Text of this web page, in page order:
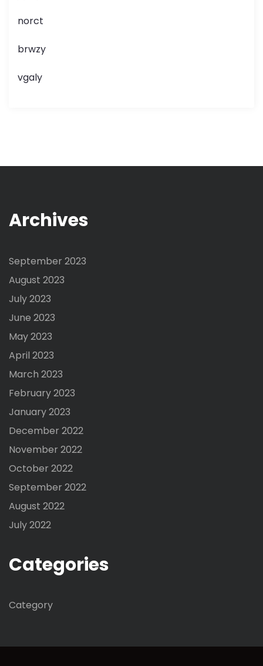
norct
brwzy
vgaly
Archives
September 2023
August 2023
July 2023
June 2023
May 2023
April 2023
March 2023
February 2023
January 2023
December 2022
November 2022
October 2022
September 2022
August 2022
July 2022
Categories
Category